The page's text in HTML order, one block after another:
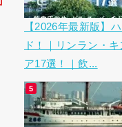
【2026年最新版】
ド！｜リンラン・
ア17選！｜飲...